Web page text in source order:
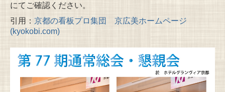
にてご確認ください。
引用： 京都の看板プロ集団 京広美ホームページ
(kyokobi.com)